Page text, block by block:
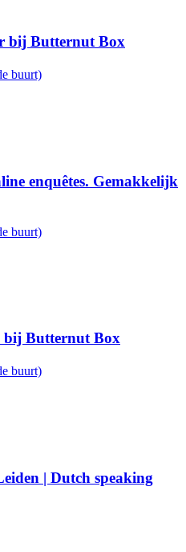
bij Butternut Box
buurt)
enquêtes. Gemakkelijk
buurt)
bij Butternut Box
buurt)
| Dutch speaking